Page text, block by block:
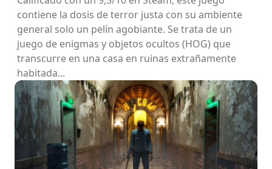
contiene la dosis de terror justa con su ambiente
general solo un pelín agobiante. Se trata de un
juego de enigmas y objetos ocultos (HOG) que
transcurre en una casa en ruinas extrañamente
habitada...